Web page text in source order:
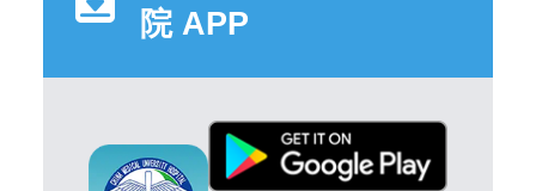
院 APP